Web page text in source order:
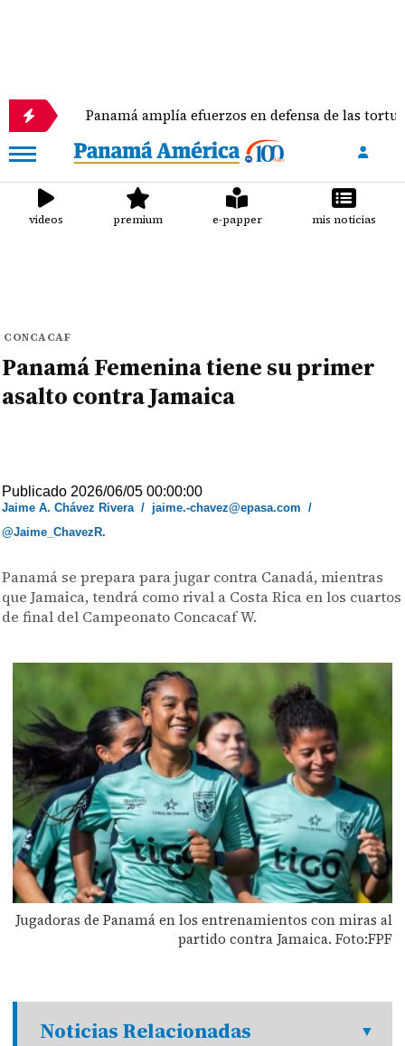
Panamá amplía efuerzos en defensa de las tortugas
videos premium e-papper mis noticias
CONCACAF
Panamá Femenina tiene su primer
asalto contra Jamaica
Publicado 2026/06/05 00:00:00
Jaime A. Chávez Rivera/ jaime.-chavez@epasa.com /
@Jaime_ChavezR.
Panamá se prepara para jugar contra Canadá, mientras
que Jamaica, tendrá como rival a Costa Rica en los cuartos
de final del Campeonato Concacaf W.
Jugadoras de Panamá en los entrenamientos con miras al
partido contra Jamaica. Foto:FPF
Noticias Relacionadas